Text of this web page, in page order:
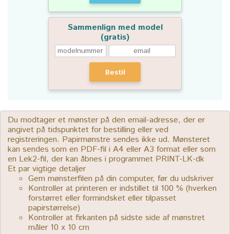
Sammenlign med model
(gratis)
Bestil
Du modtager et mønster på den email-adresse, der er
angivet på tidspunktet for bestilling eller ved
registreringen. Papirmønstre sendes ikke ud. Mønsteret
kan sendes som en PDF-fil i A4 eller A3 format eller som
en Lek2-fil, der kan åbnes i programmet PRINT-LK-dk
Et par vigtige detaljer
Gem mønsterfilen på din computer, før du udskriver
Kontroller at printeren er indstillet til 100 % (hverken
forstørret eller formindsket eller tilpasset
papirstørrelse)
Kontroller at firkanten på sidste side af mønstret
måler 10 x 10 cm